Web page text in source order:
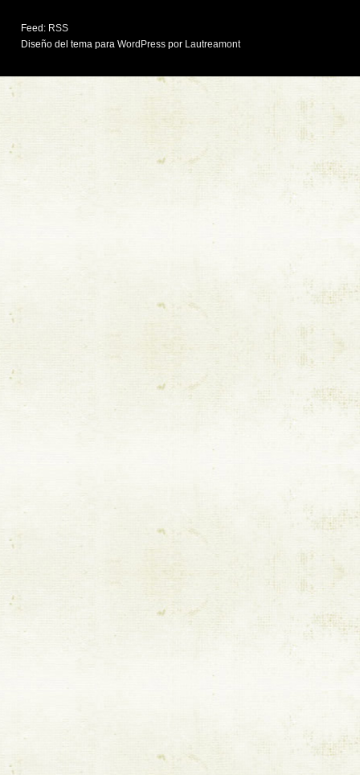
Feed: RSS
Diseño del tema para WordPress por Lautreamont